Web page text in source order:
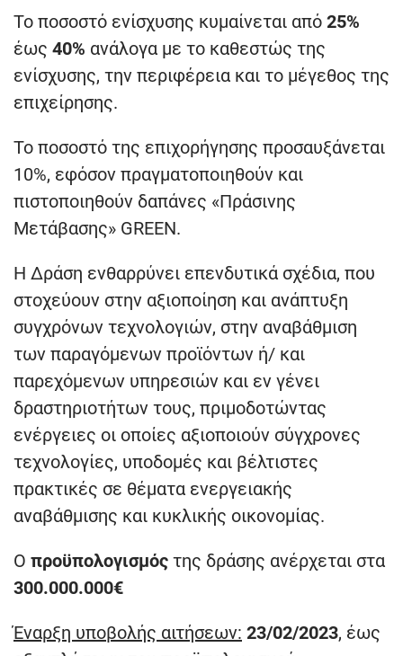
Το ποσοστό ενίσχυσης κυμαίνεται από 25%
έως 40% ανάλογα με το καθεστώς της
ενίσχυσης, την περιφέρεια και το μέγεθος της
επιχείρησης.
Το ποσοστό της επιχορήγησης προσαυξάνεται
10%, εφόσον πραγματοποιηθούν και
πιστοποιηθούν δαπάνες «Πράσινης
Μετάβασης» GREEN.
Η Δράση ενθαρρύνει επενδυτικά σχέδια, που
στοχεύουν στην αξιοποίηση και ανάπτυξη
συγχρόνων τεχνολογιών, στην αναβάθμιση
των παραγόμενων προϊόντων ή/ και
παρεχόμενων υπηρεσιών και εν γένει
δραστηριοτήτων τους, πριμοδοτώντας
ενέργειες οι οποίες αξιοποιούν σύγχρονες
τεχνολογίες, υποδομές και βέλτιστες
πρακτικές σε θέματα ενεργειακής
αναβάθμισης και κυκλικής οικονομίας.
Ο προϋπολογισμός της δράσης ανέρχεται στα
300.000.000€
Έναρξη υποβολής αιτήσεων: 23/02/2023, έως